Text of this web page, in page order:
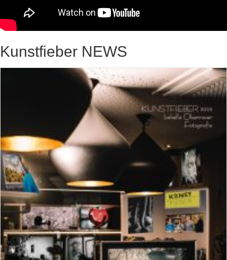
Kunstfieber NEWS